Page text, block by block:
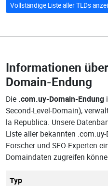
Vollständige Liste aller TLDs
Informationen
Domain-Endung
Die .com.uy-Domain-Endung
Second-Level-Domain),
la Republica. Unsere
Liste aller bekannten
Forscher und SEO-Experten
Domaindaten zugreifen
Typ